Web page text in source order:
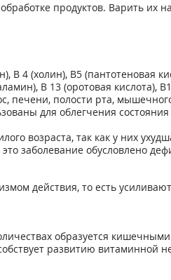
продуктов. Варить их
4 (холин), В5 (пантотеновая
В 13 (оротовая кислота),
печени, полости рта,
для облегчения
возраста, так как у них
заболевание обусловлено
действия, то есть
образуется
развитию витаминной